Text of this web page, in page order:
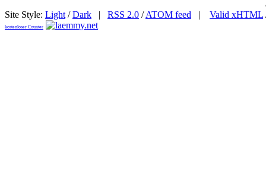
Site Style: Light /Dark | RSS 2.0 /ATOM feed | Valid xHTML
kostenloser Counter